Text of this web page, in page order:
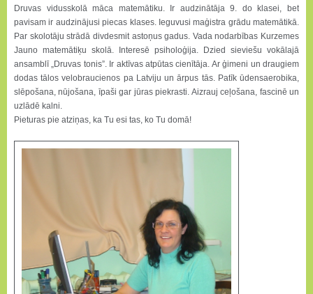
Druvas vidusskolā māca matemātiku. Ir audzinātāja 9. do klasei, bet
pavisam ir audzinājusi piecas klases. Ieguvusi maģistra grādu matemātikā.
Par skolotāju strādā divdesmit astoņus gadus. Vada nodarbības Kurzemes
Jauno matemātiķu skolā. Interesē psiholoģija. Dzied sieviešu vokālajā
ansamblī „Druvas tonis”. Ir aktīvas atpūtas cienītāja. Ar ģimeni un draugiem
dodas tālos velobraucienos pa Latviju un ārpus tās. Patīk ūdensaerobika,
slēpošana, nūjošana, īpaši gar jūras piekrasti. Aizrauj ceļošana, fascinē un
uzlādē kalni.
Pieturas pie atziņas, ka Tu esi tas, ko Tu domā!